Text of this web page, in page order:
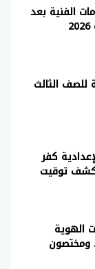
الفنية بعد
للصف الثالث
كفر
يكشف توقيت
الهوية
ومختصون